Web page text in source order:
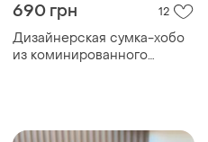
690 грн 12
Дизайнерская сумка-хобо
из коминированного